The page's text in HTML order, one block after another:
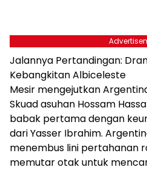
Jalannya Pertandingan:
Kebangkitan Albiceleste
Mesir mengejutkan
Skuad asuhan Hossam
babak pertama dengan
dari Yasser Ibrahim.
menembus lini pertahanan
memutar otak untuk